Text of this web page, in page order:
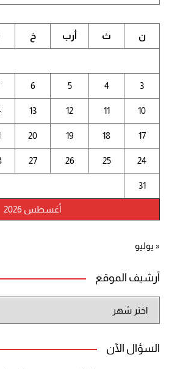
أغسطس 2026
ن ث أرب خ
3
4
5
6
10
11
12
13
17
18
19
20
24
25
26
27
31
« يوليو
أرشيف الموقع
الموقع
السؤال الآن